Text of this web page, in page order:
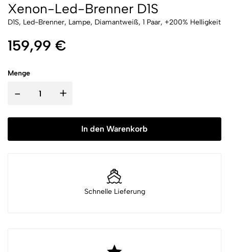
Xenon-Led-Brenner D1S
D1S, Led-Brenner, Lampe, Diamantweiß, 1 Paar, +200% Helligkeit
159,99 €
Menge
- +
In den Warenkorb
Schnelle Lieferung